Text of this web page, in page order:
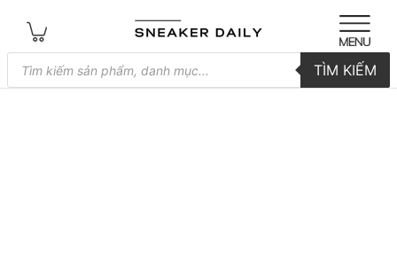
Tìm
kiếm
sản
TÌM KIẾM